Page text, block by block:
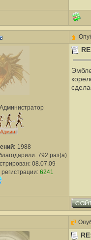
1988
792 раз(а)
08.07.09
6241